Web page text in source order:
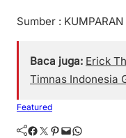
Sumber : KUMPARAN
Baca juga: Erick
Timnas Indonesia
Featured
Facebook Twitter Pinterest Mail WhatsApp